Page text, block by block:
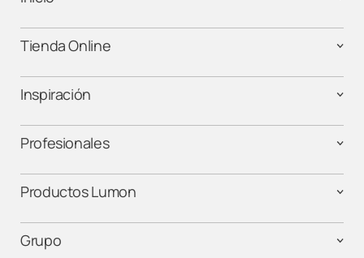
Tienda Online
Inspiración
Profesionales
Productos Lumon
Grupo